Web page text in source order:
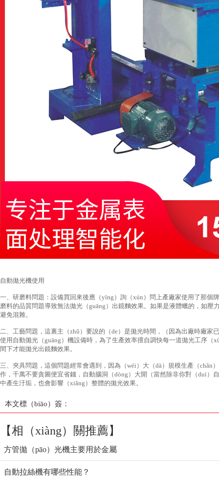
自動拋光機使用
一、研磨料問題：設備買回來後應（yīng）詢（xún）問上產廠家使用了那
磨料的品質問題導致無法拋光（guāng）出鏡麵效果。如果是液體蠟的，如
避免混雜。
二、工藝問題，這裏主（zhǔ）要說的（de）是拋光時間，（因為出廠時廠
使用自動拋光（guāng）機設備時，為了生產效率擅自調快每一道拋光工序
間下才能拋光出鏡麵效果。
三、夾具問題，這個問題經常會遇到，因為（wéi）大（dà）規模生產（
作，千萬不要貪圖便宜省錢，自動腦洞（dòng）大開（當然除非你對（duì）
中產生汙垢，也會影響（xiǎng）整體的拋光效果。
本文標（biāo）簽：
【相（xiàng）關推薦】
方管拋（pāo）光機主要用於金屬
自動拉絲機有哪些性能？